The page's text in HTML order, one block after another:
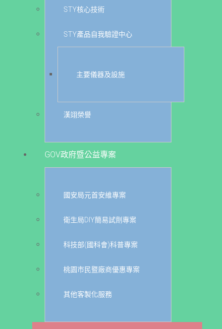
STY核心技術
STY產品自我驗證中心
主要儀器及設施
漢翊榮譽
GOV政府暨公益專案
國安局元首安維專案
衛生局DIY簡易試劑專案
科技部(國科會)科普專案
桃園市民暨廠商優惠專案
其他客製化服務